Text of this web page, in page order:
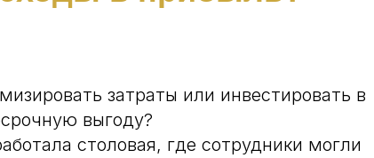
затраты или инвестировать в
выгоду?
столовая, где сотрудники могли